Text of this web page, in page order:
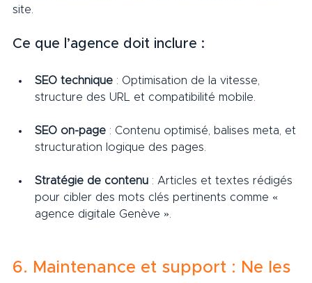
site.
Ce que l’agence doit inclure :
SEO technique : Optimisation de la vitesse,
structure des URL et compatibilité mobile.
SEO on-page : Contenu optimisé, balises meta, et
structuration logique des pages.
Stratégie de contenu : Articles et textes rédigés
pour cibler des mots clés pertinents comme «
agence digitale Genève ».
6. Maintenance et support : Ne les